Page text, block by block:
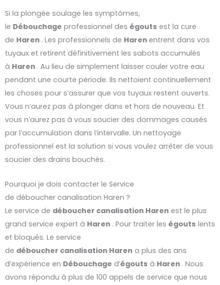
Si la plongée soulage les symptômes,
le Débouchage professionnel des égouts est la cure
de Haren . Les professionnels de Haren entrent dans vos
tuyaux et retirent définitivement les sabots accumulés
à Haren . Au lieu de simplement laisser couler votre eau
pendant une courte période. Ils nettoient continuellement
les choses pour s’assurer que vos tuyaux restent ouverts.
Vous n’aurez pas à plonger dans et hors de nouveau. Et
vous n’aurez pas à vous soucier des dommages causés
par l’accumulation dans l’intervalle. Un nettoyage
professionnel est la solution si vous voulez arrêter de vous
soucier des drains bouchés.
Pourquoi je dois contacter le Service
de déboucher canalisation Haren ?
Le service de déboucher canalisation Haren est le plus
grand service expert à Haren . Pour traiter les égouts lents
et bloqués. Le service
de déboucher canalisation Haren a plus des ans
d’expérience en Débouchage d’égouts à Haren . Nous
avons répondu à plus de 100 appels de service que nous